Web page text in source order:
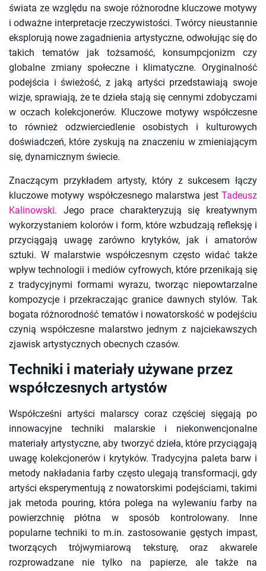
świata ze względu na swoje różnorodne kluczowe motywy
i odważne interpretacje rzeczywistości. Twórcy nieustannie
eksplorują nowe zagadnienia artystyczne, odwołując się do
takich tematów jak tożsamość, konsumpcjonizm czy
globalne zmiany społeczne i klimatyczne. Oryginalność
podejścia i świeżość, z jaką artyści przedstawiają swoje
wizje, sprawiają, że te dzieła stają się cennymi zdobyczami
w oczach kolekcjonerów. Kluczowe motywy współczesne
to również odzwierciedlenie osobistych i kulturowych
doświadczeń, które zyskują na znaczeniu w zmieniającym
się, dynamicznym świecie.
Znaczącym przykładem artysty, który z sukcesem łączy
kluczowe motywy współczesnego malarstwa jest Tadeusz
Kalinowski. Jego prace charakteryzują się kreatywnym
wykorzystaniem kolorów i form, które wzbudzają refleksję i
przyciągają uwagę zarówno krytyków, jak i amatorów
sztuki. W malarstwie współczesnym często widać także
wpływ technologii i mediów cyfrowych, które przenikają się
z tradycyjnymi formami wyrazu, tworząc niepowtarzalne
kompozycje i przekraczając granice dawnych stylów. Tak
bogata różnorodność tematów i nowatorskość w podejściu
czynią współczesne malarstwo jednym z najciekawszych
zjawisk artystycznych obecnych czasów.
Techniki i materiały używane przez
współczesnych artystów
Współcześni artyści malarscy coraz częściej sięgają po
innowacyjne techniki malarskie i niekonwencjonalne
materiały artystyczne, aby tworzyć dzieła, które przyciągają
uwagę kolekcjonerów i krytyków. Tradycyjna paleta barw i
metody nakładania farby często ulegają transformacji, gdy
artyści eksperymentują z nowatorskimi podejściami, takimi
jak metoda pouring, która polega na wylewaniu farby na
powierzchnię płótna w sposób kontrolowany. Inne
popularne techniki to m.in. zastosowanie gęstych impast,
tworzących trójwymiarową teksturę, oraz akwarele
rozprowadzane nie tylko na papierze, ale także na